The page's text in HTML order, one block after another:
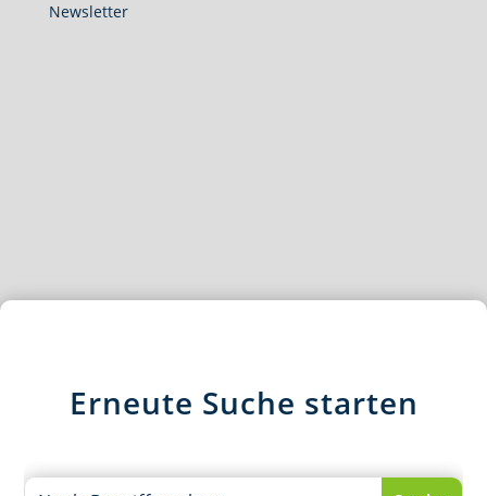
Newsletter
Erneute Suche starten